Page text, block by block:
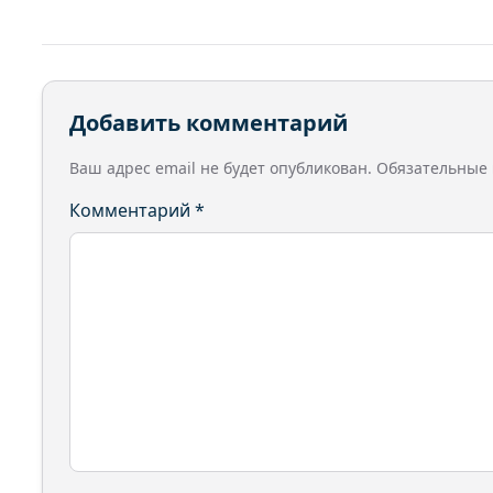
Добавить комментарий
Ваш адрес email не будет опубликован.
Комментарий *